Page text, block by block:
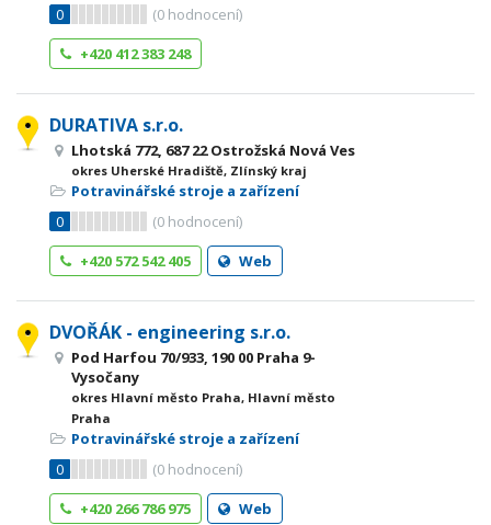
0
(0 hodnocení)
+420 412 383 248
DURATIVA s.r.o.
Lhotská 772, 687 22 Ostrožská Nová Ves
okres Uherské Hradiště, Zlínský kraj
Potravinářské stroje a zařízení
0
(0 hodnocení)
+420 572 542 405
Web
DVOŘÁK - engineering s.r.o.
Pod Harfou 70/933, 190 00 Praha 9-
Vysočany
okres Hlavní město Praha, Hlavní město
Praha
Potravinářské stroje a zařízení
0
(0 hodnocení)
+420 266 786 975
Web